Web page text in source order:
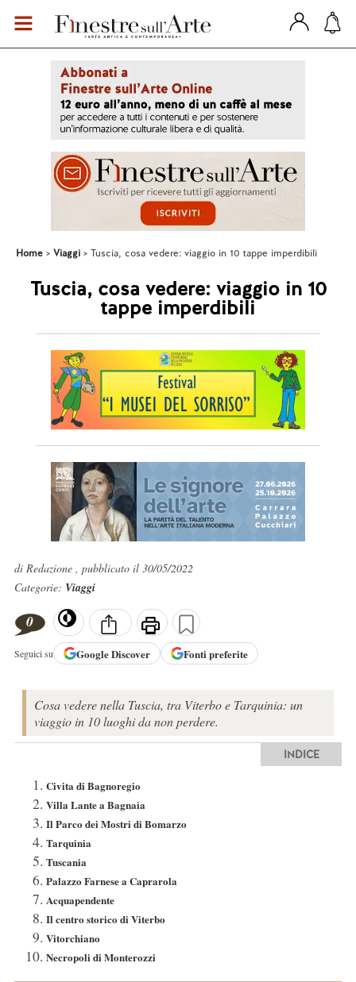
Home Viaggi Tuscia, cosa vedere: viaggio in 10 tappe imperdibili
Tuscia, cosa vedere: viaggio in 10
tappe imperdibili
di Redazione , pubblicato il 30/05/2022
Categorie: Viaggi
0
Seguici su GoogleDiscover Fonti preferite
Cosa vedere nella Tuscia, tra Viterbo e Tarquinia: un
viaggio in 10 luoghi da non perdere.
INDICE
Civita di Bagnoregio
Villa Lante a Bagnaia
Il Parco dei Mostri di Bomarzo
Tarquinia
Tuscania
Palazzo Farnese a Caprarola
Acquapendente
Il centro storico di Viterbo
Vitorchiano
Necropoli di Monterozzi